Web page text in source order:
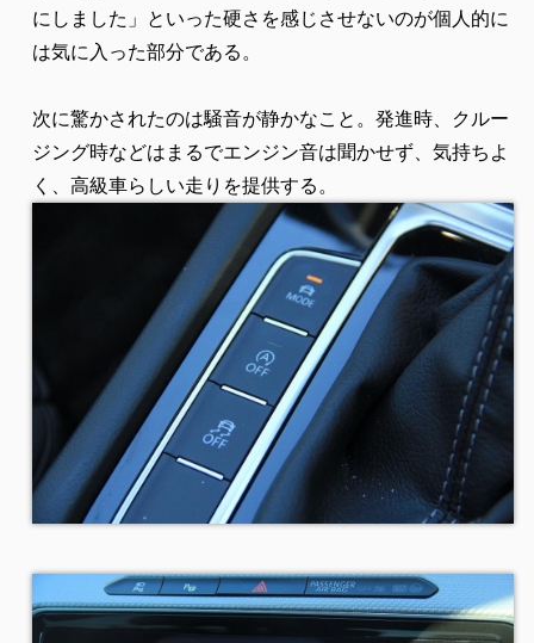
にしました」といった硬さを感じさせないのが個人的に
は気に入った部分である。
次に驚かされたのは騒音が静かなこと。発進時、クルー
ジング時などはまるでエンジン音は聞かせず、気持ちよ
く、高級車らしい走りを提供する。